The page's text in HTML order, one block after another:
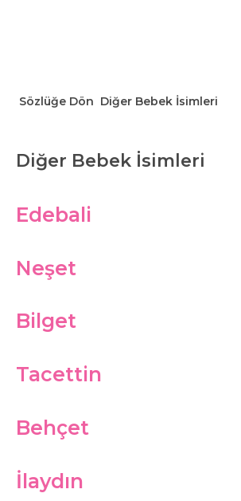
Sözlüğe Dön Diğer Bebek İsimleri
Diğer Bebek İsimleri
Edebali
Neşet
Bilget
Tacettin
Behçet
İlaydın